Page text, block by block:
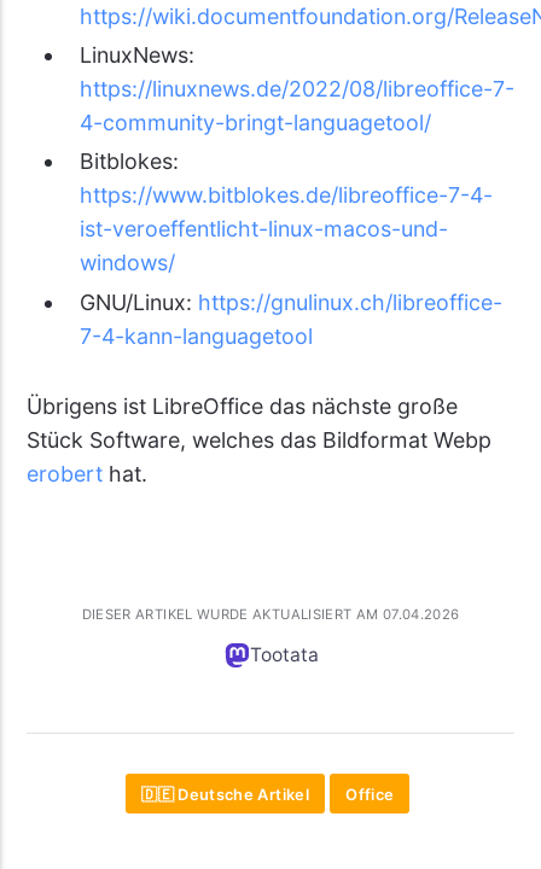
https://wiki.documentfoundation.org/
LinuxNews:
https://linuxnews.de/2022/08/libreoffice-7-
4-community-bringt-languagetool/
Bitblokes:
https://www.bitblokes.de/libreoffice-7-4-
ist-veroeffentlicht-linux-macos-und-
windows/
GNU/Linux: https://gnulinux.ch/libreoffice-
7-4-kann-languagetool
Übrigens ist LibreOffice das nächste große
Stück Software, welches das Bildformat Webp
eroberthat.
DIESER ARTIKEL WURDE AKTUALISIERT AM 07.04.2026
Tootata
🇩🇪 Deutsche Artikel Office